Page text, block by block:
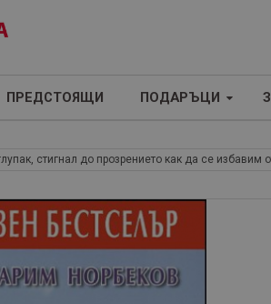
ПРЕДСТОЯЩИ ПОДАРЪЦИ
стигнал до прозрението как да се избавим